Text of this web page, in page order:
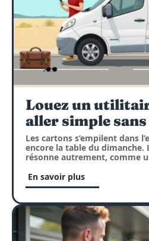
Louez un
aller simple
Les cartons s’empilent dans
encore la table du dimanche.
résonne autrement, comme
En savoir plus